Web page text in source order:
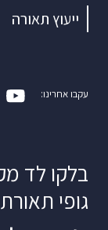
ייעוץ תאורה
עקבו אחרינו:
בלקו לד
גופי